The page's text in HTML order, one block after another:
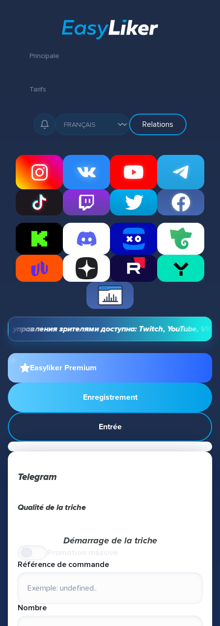
Principale
Tarifs
Relations
управления зрителями доступна: Twitch, YouTube, VK
Easyliker Premium
Enregistrement
Entrée
Telegram
Qualité de la triche
Démarrage de la triche
Référence de commande
Nombre